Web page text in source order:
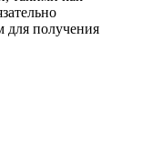
для получения